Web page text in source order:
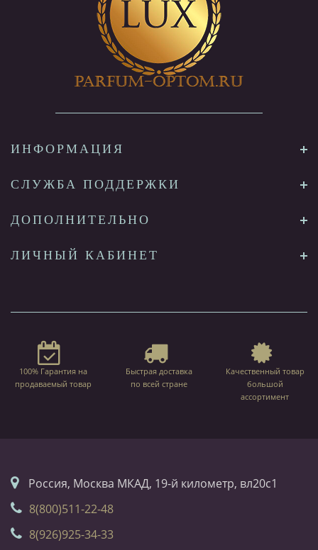
ИНФОРМАЦИЯ
СЛУЖБА ПОДДЕРЖКИ
ДОПОЛНИТЕЛЬНО
ЛИЧНЫЙ КАБИНЕТ
100% Гарантия на
продаваемый товар
Быстрая доставка
по всей стране
Качественный товар
большой
ассортимент
Россия, Москва МКАД, 19-й километр, вл20с1
8(800)511-22-48
8(926)925-34-33